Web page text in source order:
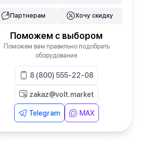
Партнерам Хочу скидку
Поможем с выбором
Поможем вам правильно подобрать
оборудование
8 (800) 555-22-08
zakaz@volt.market
Telegram MAX